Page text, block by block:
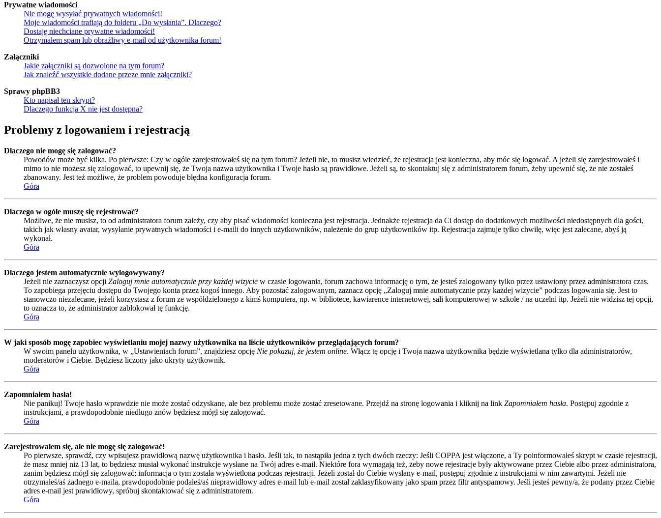
Prywatne wiadomości
Nie mogę wysyłać prywatnych wiadomości!
Moje wiadomości trafiają do folderu „Do wysłania”. Dlaczego?
Dostaję niechciane prywatne wiadomości!
Otrzymałem spam lub obraźliwy e-mail od użytkownika forum!
Załączniki
Jakie załączniki są dozwolone na tym forum?
Jak znaleźć wszystkie dodane przeze mnie załączniki?
Sprawy phpBB3
Kto napisał ten skrypt?
Dlaczego funkcja X nie jest dostępna?
Problemy z logowaniem i rejestracją
Dlaczego nie mogę się zalogować?
Powodów może być kilka. Po pierwsze: Czy w ogóle zarejestrowałeś się na tym forum? Jeżeli nie, to musisz wiedzieć, że rejestracja jest konieczna, aby móc się logować. A jeżeli się zarejestrowałeś i
mimo to nie możesz się zalogować, to upewnij się, że Twoja nazwa użytkownika i Twoje hasło są prawidłowe. Jeżeli są, to skontaktuj się z administratorem forum, żeby upewnić się, że nie zostałeś
zbanowany. Jest też możliwe, że problem powoduje błędna konfiguracja forum.
Góra
Dlaczego w ogóle muszę się rejestrować?
Możliwe, że nie musisz, to od administratora forum zależy, czy aby pisać wiadomości konieczna jest rejestracja. Jednakże rejestracja da Ci dostęp do dodatkowych możliwości niedostępnych dla gości,
takich jak własny avatar, wysyłanie prywatnych wiadomości i e-maili do innych użytkowników, należenie do grup użytkowników itp. Rejestracja zajmuje tylko chwilę, więc jest zalecane, abyś ją
wykonał.
Góra
Dlaczego jestem automatycznie wylogowywany?
Jeżeli nie zaznaczysz opcji Zaloguj mnie automatycznie przy każdej wizycie w czasie logowania, forum zachowa informację o tym, że jesteś zalogowany tylko przez ustawiony przez administratora czas.
To zapobiega przejęciu dostępu do Twojego konta przez kogoś innego. Aby pozostać zalogowanym, zaznacz opcję „Zaloguj mnie automatycznie przy każdej wizycie” podczas logowania się. Jest to
stanowczo niezalecane, jeżeli korzystasz z forum ze współdzielonego z kimś komputera, np. w bibliotece, kawiarence internetowej, sali komputerowej w szkole / na uczelni itp. Jeżeli nie widzisz tej opcji,
to oznacza to, że administrator zablokował tę funkcję.
Góra
W jaki sposób mogę zapobiec wyświetlaniu mojej nazwy użytkownika na liście użytkowników przeglądających forum?
W swoim panelu użytkownika, w „Ustawieniach forum”, znajdziesz opcję Nie pokazuj, że jestem online. Włącz tę opcję i Twoja nazwa użytkownika będzie wyświetlana tylko dla administratorów,
moderatorów i Ciebie. Będziesz liczony jako ukryty użytkownik.
Góra
Zapomniałem hasła!
Nie panikuj! Twoje hasło wprawdzie nie może zostać odzyskane, ale bez problemu może zostać zresetowane. Przejdź na stronę logowania i kliknij na link Zapomniałem hasła. Postępuj zgodnie z
instrukcjami, a prawdopodobnie niedługo znów będziesz mógł się zalogować.
Góra
Zarejestrowałem się, ale nie mogę się zalogować!
Po pierwsze, sprawdź, czy wpisujesz prawidłową nazwę użytkownika i hasło. Jeśli tak, to nastąpiła jedna z tych dwóch rzeczy: Jeśli COPPA jest włączone, a Ty poinformowałeś skrypt w czasie rejestracji,
że masz mniej niż 13 lat, to będziesz musiał wykonać instrukcje wysłane na Twój adres e-mail. Niektóre fora wymagają też, żeby nowe rejestracje były aktywowane przez Ciebie albo przez administratora,
zanim będziesz mógł się zalogować; informacja o tym została wyświetlona podczas rejestracji. Jeżeli został do Ciebie wysłany e-mail, postępuj zgodnie z instrukcjami w nim zawartymi. Jeżeli nie
otrzymałeś/aś żadnego e-maila, prawdopodobnie podałeś/aś nieprawidłowy adres e-mail lub e-mail został zaklasyfikowany jako spam przez filtr antyspamowy. Jeśli jesteś pewny/a, że podany przez Ciebie
adres e-mail jest prawidłowy, spróbuj skontaktować się z administratorem.
Góra